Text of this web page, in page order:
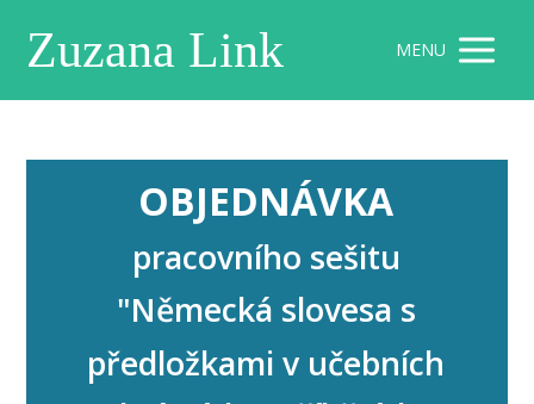
Zuzana Link MENU
OBJEDNÁVKA
pracovního sešitu
"Německá slovesa s
předložkami v učebních